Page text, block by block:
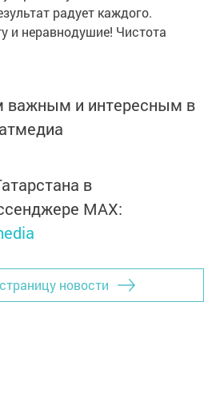
радует каждого.
и неравнодушие! Чистота
важным и интересным в
в
MАХ:
новости